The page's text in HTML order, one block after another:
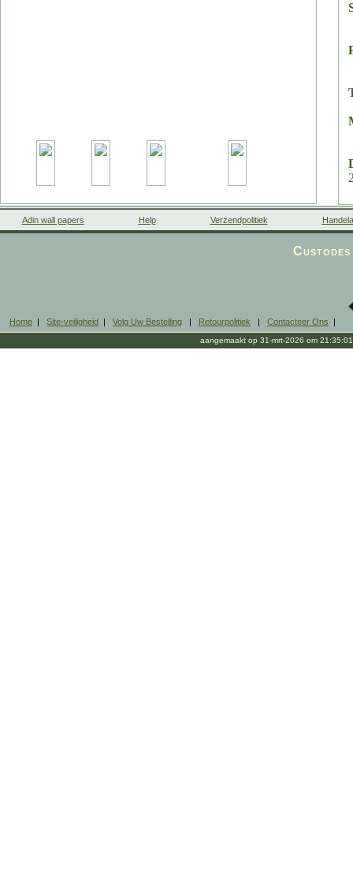
Adin wall papers Help Verzendpolitiek
Home | Site-veiligheid | Volg Uw Bestelling | Retourpolitiek | Contacteer Ons |
aangemaakt op 31-mrt-2026 om